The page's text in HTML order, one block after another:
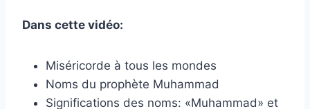
Dans cette vidéo:
Miséricorde à tous les mondes
Noms du prophète Muhammad
Significations des noms: «Muhammad» et